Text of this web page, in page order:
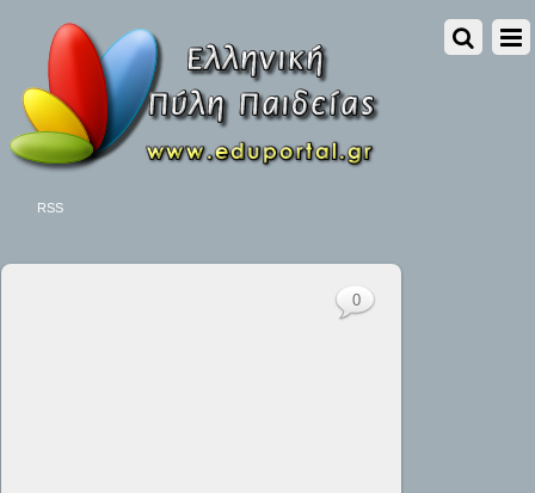
RSS
0